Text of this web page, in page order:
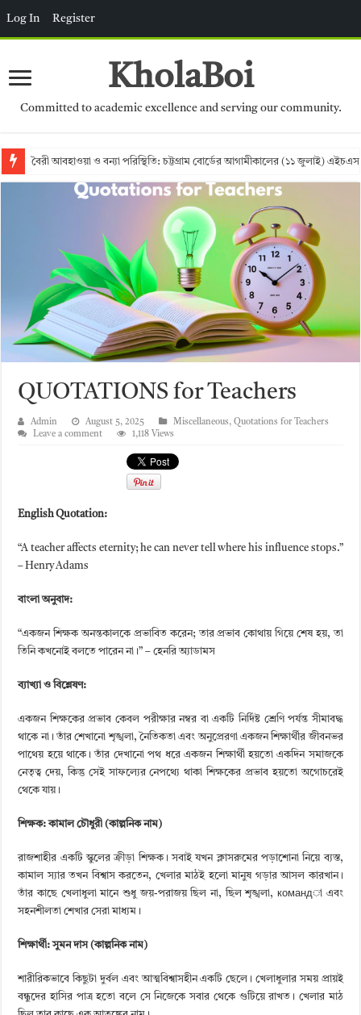
KholaBoi
Committed to academic excellence and serving our community.
বৈরী আবহাওয়া ও বন্যা পরিস্থিতি: চট্টগ্রাম বোর্ডের আগামীকালের (১১ জুলাই)
QUOTATIONS for Teachers
Admin August 5, 2025 Miscellaneous,Quotations for Teachers
Leave a comment
1,118 Views
English Quotation:
“A teacher affects eternity; he can never tell where his influence stops.”
– Henry Adams
বাংলা অনুবাদ:
“একজন শিক্ষক অনন্তকালকে প্রভাবিত করেন; তার প্রভাব কোথায় গিয়ে শেষ হয়, তা
তিনি কখনোই বলতে পারেন না।” – হেনরি অ্যাডামস
ব্যাখ্যা ও বিশ্লেষণ:
একজন শিক্ষকের প্রভাব কেবল পরীক্ষার নম্বর বা একটি নির্দিষ্ট শ্রেণি পর্যন্ত সীমাবদ্ধ
থাকে না। তাঁর শেখানো শৃঙ্খলা, নৈতিকতা এবং অনুপ্রেরণা একজন শিক্ষার্থীর জীবনভর
পাথেয় হয়ে থাকে। তাঁর দেখানো পথ ধরে একজন শিক্ষার্থী হয়তো একদিন সমাজকে
নেতৃত্ব দেয়, কিন্তু সেই সাফল্যের নেপথ্যে থাকা শিক্ষকের প্রভাব হয়তো অগোচরেই
থেকে যায়।
শিক্ষক: কামাল চৌধুরী (কাল্পনিক নাম)
রাজশাহীর একটি স্কুলের ক্রীড়া শিক্ষক। সবাই যখন ক্লাসরুমের পড়াশোনা নিয়ে ব্যস্ত,
কামাল স্যার তখন বিশ্বাস করতেন, খেলার মাঠই হলো মানুষ গড়ার আসল কারখান।
তাঁর কাছে খেলাধুলা মানে শুধু জয়-পরাজয় ছিল না, ছিল শৃঙ্খলা, командা এবং
সহনশীলতা শেখার সেরা মাধ্যম।
শিক্ষার্থী: সুমন দাস (কাল্পনিক নাম)
শারীরিকভাবে কিছুটা দুর্বল এবং আত্মবিশ্বাসহীন একটি ছেলে। খেলাধুলার সময় প্রায়ই
বন্ধুদের হাসির পাত্র হতো বলে সে নিজেকে সবার থেকে গুটিয়ে রাখত। খেলার মাঠ
Log In Register